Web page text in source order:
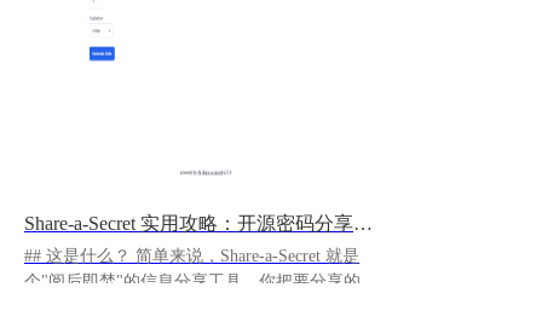
Share-a-Secret 实用攻略：开源密码分享利器
## 这是什么？ 简单来说，Share-a-Secret 就是
个"阅后即焚"的信息分享工具。你把要分享的内